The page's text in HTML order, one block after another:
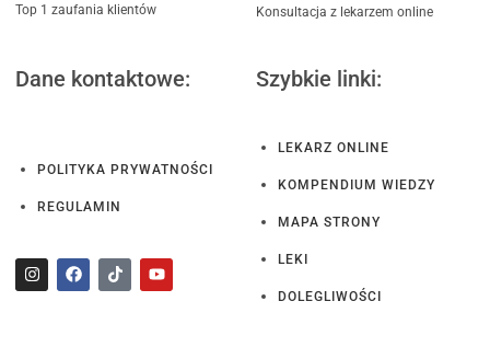
Top 1 zaufania klientów Konsultacja z lekarzem online
Dane kontaktowe:
POLITYKA PRYWATNOŚCI
REGULAMIN
Szybkie linki:
LEKARZ ONLINE
KOMPENDIUM WIEDZY
MAPA STRONY
LEKI
DOLEGLIWOŚCI